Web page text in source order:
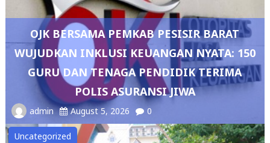
OJK BERSAMA PEMKAB PESISIR BARAT
WUJUDKAN INKLUSI KEUANGAN NYATA: 150
GURU DAN TENAGA PENDIDIK TERIMA
POLIS ASURANSI JIWA
admin August 5, 2026 0
Uncategorized